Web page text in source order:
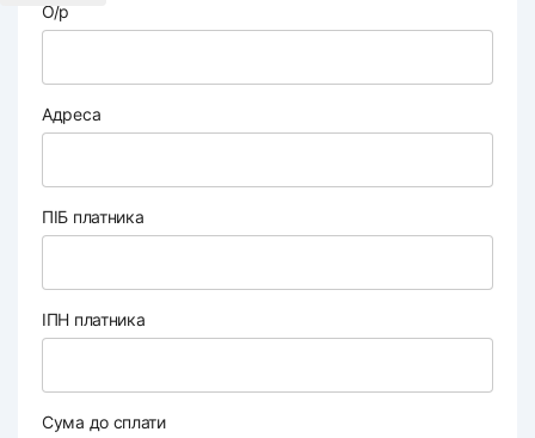
О/р
Адреса
ПІБ платника
ІПН платника
Сума до сплати